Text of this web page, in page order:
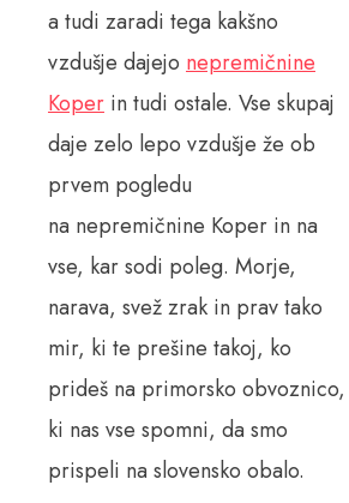
a tudi zaradi tega kakšno
vzdušje dajejo nepremičnine
Koper in tudi ostale. Vse skupaj
daje zelo lepo vzdušje že ob
prvem pogledu
na nepremičnine Koper in na
vse, kar sodi poleg. Morje,
narava, svež zrak in prav tako
mir, ki te prešine takoj, ko
prideš na primorsko obvoznico,
ki nas vse spomni, da smo
prispeli na slovensko obalo.